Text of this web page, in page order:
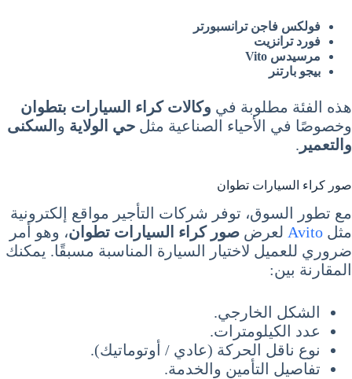
فولكس فاجن ترانسبورتر
فورد ترانزيت
مرسيدس Vito
بيجو بارتنر
هذه الفئة مطلوبة في وكالات كراء السيارات بتطوان
وخصوصًا في الأحياء الصناعية مثل حي الولاية و السكنى
والتعمير .
صور كراء السيارات تطوان
مع تطور السوق، توفر شركات التأجير مواقع إلكترونية
مثل Avito لعرض صور كراء السيارات تطوان، وهو أمر
ضروري للعميل لاختيار السيارة المناسبة مسبقًا. يمكنك
المقارنة بين:
الشكل الخارجي.
عدد الكيلومترات.
نوع ناقل الحركة (عادي / أوتوماتيك).
تفاصيل التأمين والخدمة.